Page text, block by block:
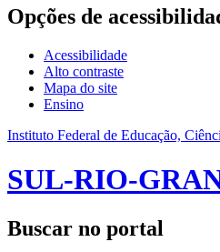
Opções de
Acessibilidade
Alto contraste
Mapa do site
Ensino
Instituto Federal de Educação,
SUL-RIO-
Buscar no portal